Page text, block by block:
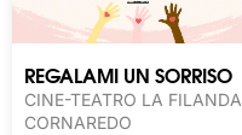
REGALAMI UN SORRISO
CINE-TEATRO LA FILANDA,
CORNAREDO